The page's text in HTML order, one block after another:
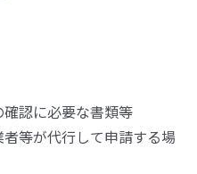
認に必要な書類等
等が代行して申請する場